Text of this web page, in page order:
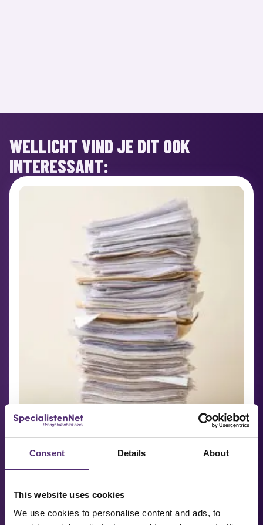
Consent Details About
This website uses cookies
We use cookies to personalise content and ads, to
WELLICHT VIND JE DIT OOK
INTERESSANT:
Werken met een overprikkeld brein:
tips en oefeningen
LEES MEER